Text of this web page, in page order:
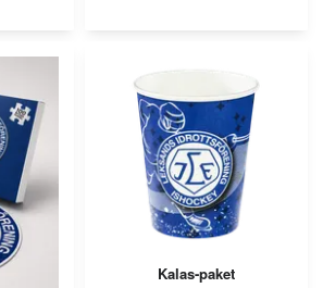
Kalas-paket